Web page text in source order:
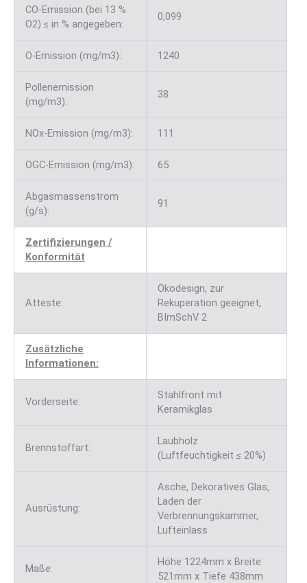
CO-Emission (bei 13 %
O2) ≤ in % angegeben:
0,099
O-Emission (mg/m3): 1240
Pollenemission
(mg/m3):
38
NOx-Emission (mg/m3): 111
OGC-Emission (mg/m3): 65
Abgasmassenstrom
(g/s):
91
Zertifizierungen /
Konformität
Atteste:
Ökodesign, zur
Rekuperation geeignet,
BImSchV 2
Zusätzliche
Informationen:
Vorderseite:
Stahlfront mit
Keramikglas
Brennstoffart:
Laubholz
(Luftfeuchtigkeit ≤ 20%)
Ausrüstung:
Asche, Dekoratives Glas,
Laden der
Verbrennungskammer,
Lufteinlass
Maße:
Höhe 1224mm x Breite
521mm x Tiefe 438mm